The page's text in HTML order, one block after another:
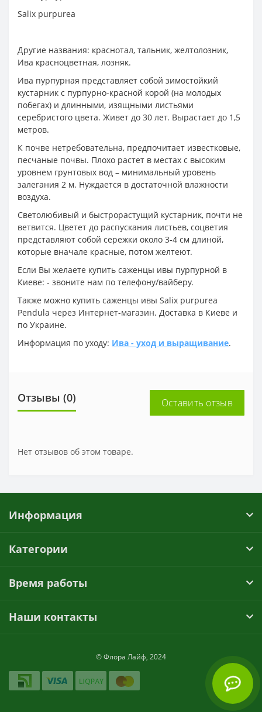
Salix purpurea
Другие названия: краснотал, тальник, желтолозник,
Ива красноцветная, лозняк.
Ива пурпурная представляет собой зимостойкий
кустарник с пурпурно-красной корой (на молодых
побегах) и длинными, изящными листьями
серебристого цвета. Живет до 30 лет. Вырастает до 1,5
метров.
К почве нетребовательна, предпочитает известковые,
песчаные почвы. Плохо растет в местах с высоким
уровнем грунтовых вод – минимальный уровень
залегания 2 м. Нуждается в достаточной влажности
воздуха.
Светолюбивый и быстрорастущий кустарник, почти не
ветвится. Цветет до распускания листьев, соцветия
представляют собой сережки около 3-4 см длиной,
которые вначале красные, потом желтеют.
Если Вы желаете купить саженцы ивы пурпурной в
Киеве: - звоните нам по телефону/вайберу.
Также можно купить саженцы ивы Salix purpurea
Pendula через Интернет-магазин. Доставка в Киеве и
по Украине.
Информация по уходу: Ива - уход и выращивание.
Отзывы (0) Оставить отзыв
Нет отзывов об этом товаре.
Информация
Категории
Время работы
Наши контакты
© Флора Лайф, 2024